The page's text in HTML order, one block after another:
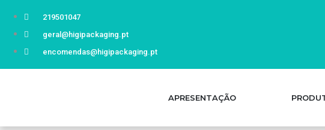
219501047
geral@higipackaging.pt
encomendas@higipackaging.pt
APRESENTAÇÃO